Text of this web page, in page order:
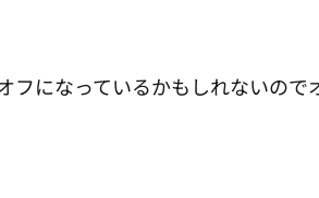
フになっているかもしれないので